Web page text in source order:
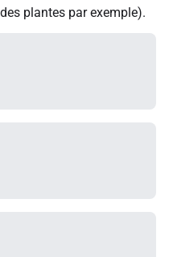
plantes par exemple).